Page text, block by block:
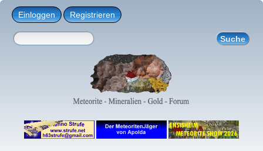
Einloggen Registrieren